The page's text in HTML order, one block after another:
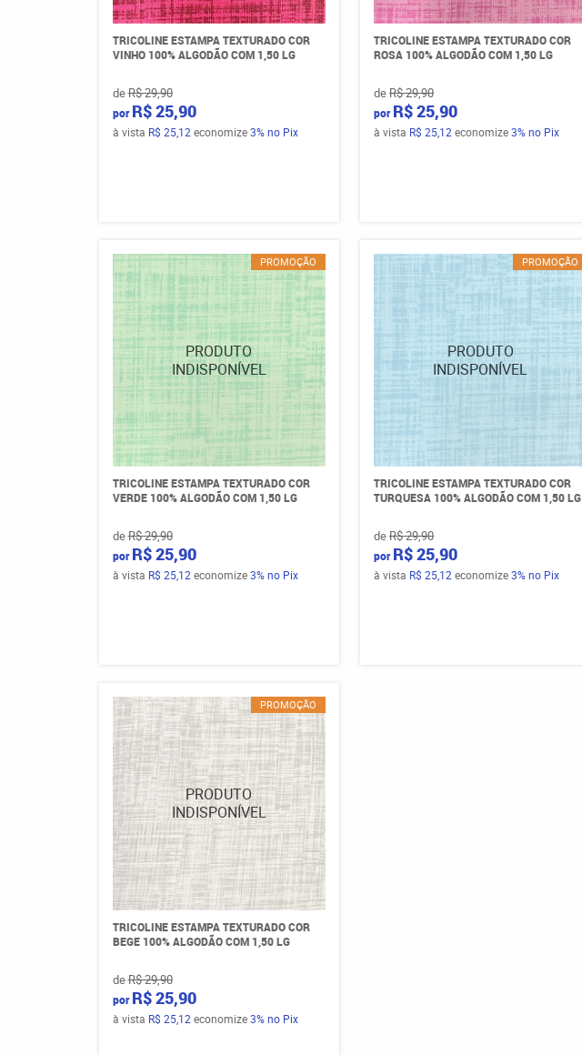
TRICOLINE ESTAMPA TEXTURADO COR
VINHO 100% ALGODÃO COM 1,50 LG
deR$ 29,90
por R$ 25,90
à vista R$ 25,12 economize3% no Pix
TRICOLINE ESTAMPA TEXTURADO COR
ROSA 100% ALGODÃO COM 1,50 LG
deR$ 29,90
por R$ 25,90
à vista R$ 25,12 economize3%no Pix
PROMOÇÃO
TRICOLINE ESTAMPA TEXTURADO COR
VERDE 100% ALGODÃO COM 1,50 LG
deR$ 29,90
por R$ 25,90
à vista R$ 25,12 economize3% no Pix
PROMOÇÃO
TRICOLINE ESTAMPA TEXTURADO COR
TURQUESA 100% ALGODÃO COM 1,50 LG
deR$ 29,90
por R$ 25,90
à vista R$ 25,12 economize3%no Pix
PROMOÇÃO
TRICOLINE ESTAMPA TEXTURADO COR
BEGE 100% ALGODÃO COM 1,50 LG
deR$ 29,90
por R$ 25,90
à vista R$ 25,12 economize3% no Pix